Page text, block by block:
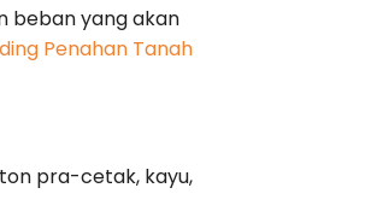
beban yang akan
Penahan Tanah
pra-cetak, kayu,